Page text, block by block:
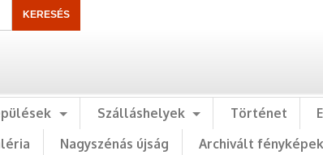
Szálláshelyek Történet
Nagyszénás újság Archivált fényképek